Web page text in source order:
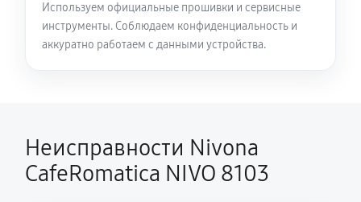
Используем официальные прошивки и сервисные
инструменты. Соблюдаем конфиденциальность и
аккуратно работаем с данными устройства.
Неисправности Nivona
CafeRomatica NIVO 8103